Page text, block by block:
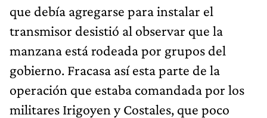
que debía agregarse para instalar el
transmisor desistió al observar que la
manzana está rodeada por grupos del
gobierno. Fracasa así esta parte de la
operación que estaba comandada por los
militares Irigoyen y Costales, que poco